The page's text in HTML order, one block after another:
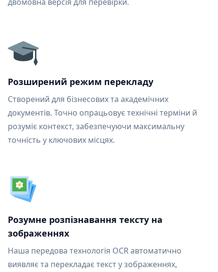
Розширений режим перекладу
Створений для бізнесових та академічних
документів. Точно опрацьовує технічні терміни й
розуміє контекст, забезпечуючи максимальну
точність у ключових місцях.
Розумне розпізнавання тексту на
зображеннях
Наша передова технологія OCR автоматично
виявляє та перекладає текст у зображеннях,